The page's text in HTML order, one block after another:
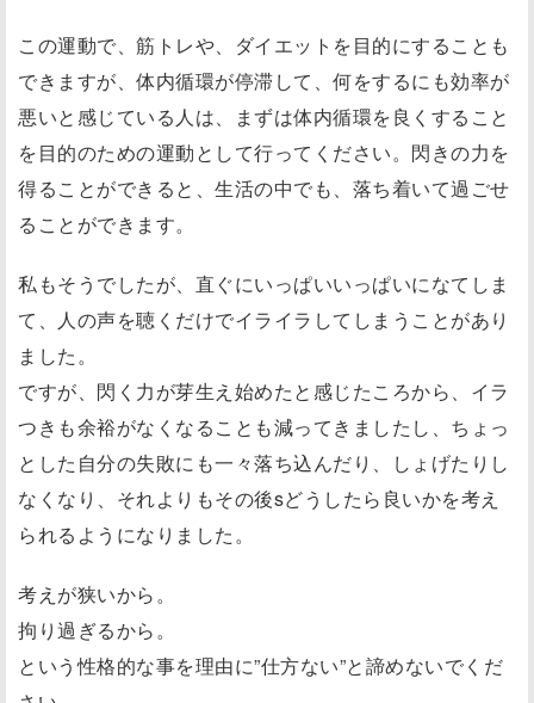
この運動で、筋トレや、ダイエットを目的にすることも
できますが、体内循環が停滞して、何をするにも効率が
悪いと感じている人は、まずは体内循環を良くすること
を目的のための運動として行ってください。閃きの力を
得ることができると、生活の中でも、落ち着いて過ごせ
ることができます。
私もそうでしたが、直ぐにいっぱいいっぱいになてしま
て、人の声を聴くだけでイライラしてしまうことがあり
ました。
ですが、閃く力が芽生え始めたと感じたころから、イラ
つきも余裕がなくなることも減ってきましたし、ちょっ
とした自分の失敗にも一々落ち込んだり、しょげたりし
なくなり、それよりもその後sどうしたら良いかを考え
られるようになりました。
考えが狭いから。
拘り過ぎるから。
という性格的な事を理由に”仕方ない”と諦めないでくだ